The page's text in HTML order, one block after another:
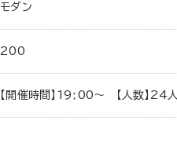
モダン
200
【開催時間】19ː00～ 【人数】24人